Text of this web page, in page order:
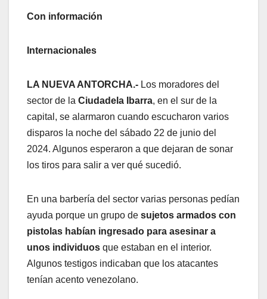
Con información
Internacionales
LA NUEVA ANTORCHA.- Los moradores del
sector de la Ciudadela Ibarra, en el sur de la
capital, se alarmaron cuando escucharon varios
disparos la noche del sábado 22 de junio del
2024. Algunos esperaron a que dejaran de sonar
los tiros para salir a ver qué sucedió.
En una barbería del sector varias personas pedían
ayuda porque un grupo de sujetos armados con
pistolas habían ingresado para asesinar a
unos individuos que estaban en el interior.
Algunos testigos indicaban que los atacantes
tenían acento venezolano.